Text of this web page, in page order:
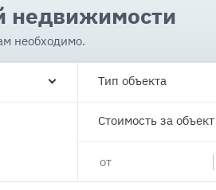
недвижимости
необходимо.
Тип объекта
Стоимость за объект